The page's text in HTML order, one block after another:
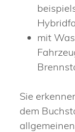
mit
Sie
dem